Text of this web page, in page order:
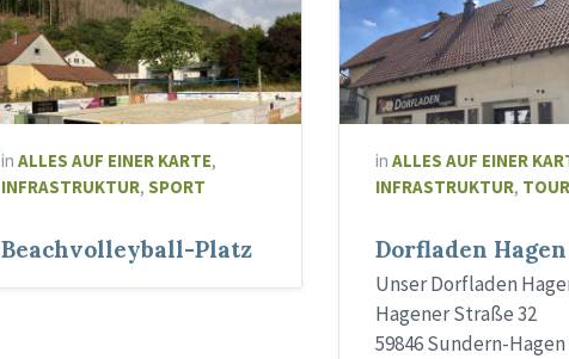
inALLES AUF EINER KARTE,
INFRASTRUKTUR,SPORT
Beachvolleyball-Platz
in ALLES AUF EINER
INFRASTRUKTUR,
Dorfladen Hagen
Unser Dorfladen
Hagener Straße 32
59846 Sundern-Hagen